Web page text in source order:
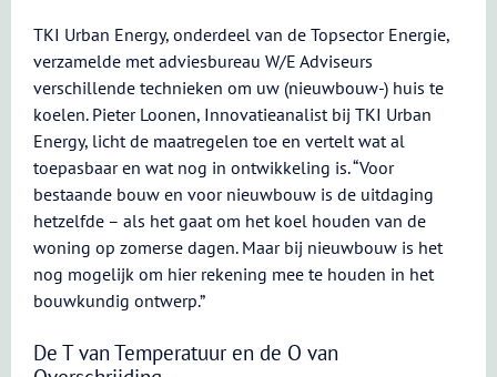
TKI Urban Energy, onderdeel van de Topsector Energie,
verzamelde met adviesbureau W/E Adviseurs
verschillende technieken om uw (nieuwbouw-) huis te
koelen. Pieter Loonen, Innovatieanalist bij TKI Urban
Energy, licht de maatregelen toe en vertelt wat al
toepasbaar en wat nog in ontwikkeling is. “Voor
bestaande bouw en voor nieuwbouw is de uitdaging
hetzelfde – als het gaat om het koel houden van de
woning op zomerse dagen. Maar bij nieuwbouw is het
nog mogelijk om hier rekening mee te houden in het
bouwkundig ontwerp.”
De T van Temperatuur en de O van